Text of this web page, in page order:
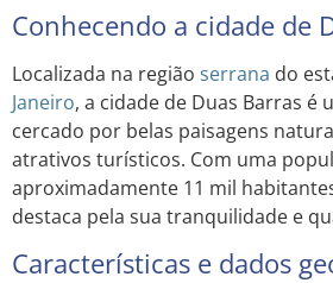
Conhecendo a cidade de
Localizada na região serrana do
Janeiro, a cidade de Duas Barras é
cercado por belas paisagens
atrativos turísticos. Com uma
aproximadamente 11 mil
destaca pela sua tranquilidade e
Características e dados